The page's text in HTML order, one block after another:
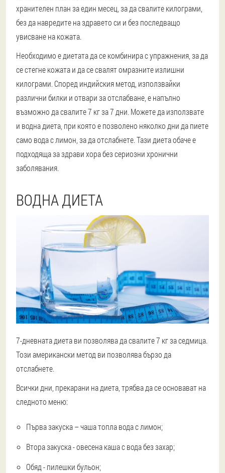
хранителен план за един месец, за да свалите килограми,
без да навредите на здравето си и без последващо
увисване на кожата.
Необходимо е диетата да се комбинира с упражнения, за да
се стегне кожата и да се свалят омразните излишни
килограми. Според индийския метод, използвайки
различни билки и отвари за отслабване, е напълно
възможно да свалите 7 кг за 7 дни. Можете да използвате
и водна диета, при която е позволено няколко дни да пиете
само вода с лимон, за да отслабнете. Тази диета обаче е
подходяща за здрави хора без сериозни хронични
заболявания.
ВОДНА ДИЕТА
7-дневната диета ви позволява да свалите 7 кг за седмица.
Този американски метод ви позволява бързо да
отслабнете.
Всички дни, прекарани на диета, трябва да се основават на
следното меню:
Първа закуска – чаша топла вода с лимон;
Втора закуска - овесена каша с вода без захар;
Обяд - пилешки бульон;